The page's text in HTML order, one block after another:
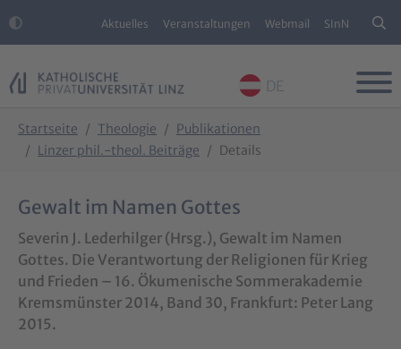
Aktuelles Veranstaltungen Webmail SInN
DE
Startseite Theologie
Publikationen
Linzer phil.-theol. Beiträge
Details
Gewalt im Namen Gottes
Severin J. Lederhilger (Hrsg.), Gewalt im Namen
Gottes. Die Verantwortung der Religionen für Krieg
und Frieden – 16. Ökumenische Sommerakademie
Kremsmünster 2014, Band 30, Frankfurt: Peter Lang
2015.